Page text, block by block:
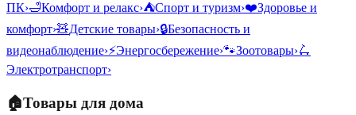
ПК›🛁Комфорт и релакс›⛺Спорт и туризм›❤️Здоровье и
комфорт›🧸Детские товары›🔒Безопасность и
видеонаблюдение›⚡Энергосбережение›🐾Зоотовары›🛴
Электротранспорт›
🏠Товары для дома